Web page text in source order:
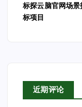
标探云脑官网场
标项目
近期评论